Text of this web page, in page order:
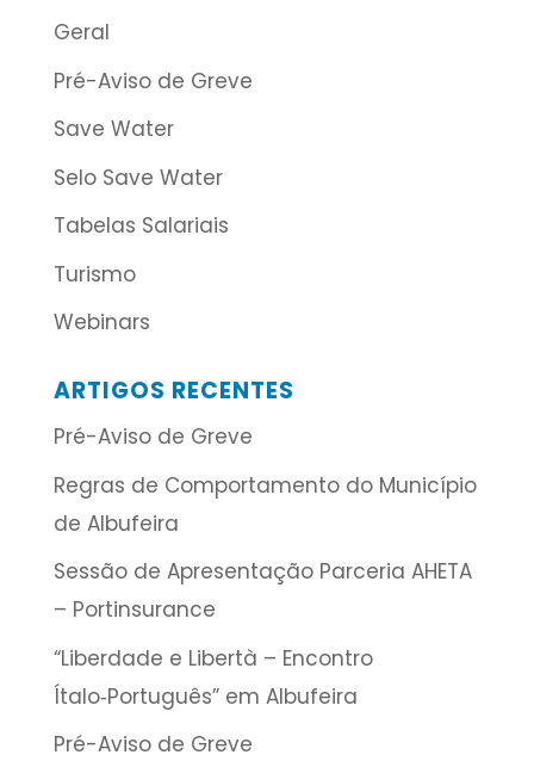
Geral
Pré-Aviso de Greve
Save Water
Selo Save Water
Tabelas Salariais
Turismo
Webinars
ARTIGOS RECENTES
Pré-Aviso de Greve
Regras de Comportamento do Município
de Albufeira
Sessão de Apresentação Parceria AHETA
– Portinsurance
“Liberdade e Libertà – Encontro
Ítalo‑Português” em Albufeira
Pré-Aviso de Greve